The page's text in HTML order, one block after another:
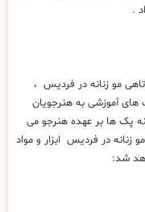
.
مو زنانه در فردیس ،
های آموزشی به هنرجویان
پک ها بر عهده هنرجو می
در فردیس ابزار و مواد
شد: